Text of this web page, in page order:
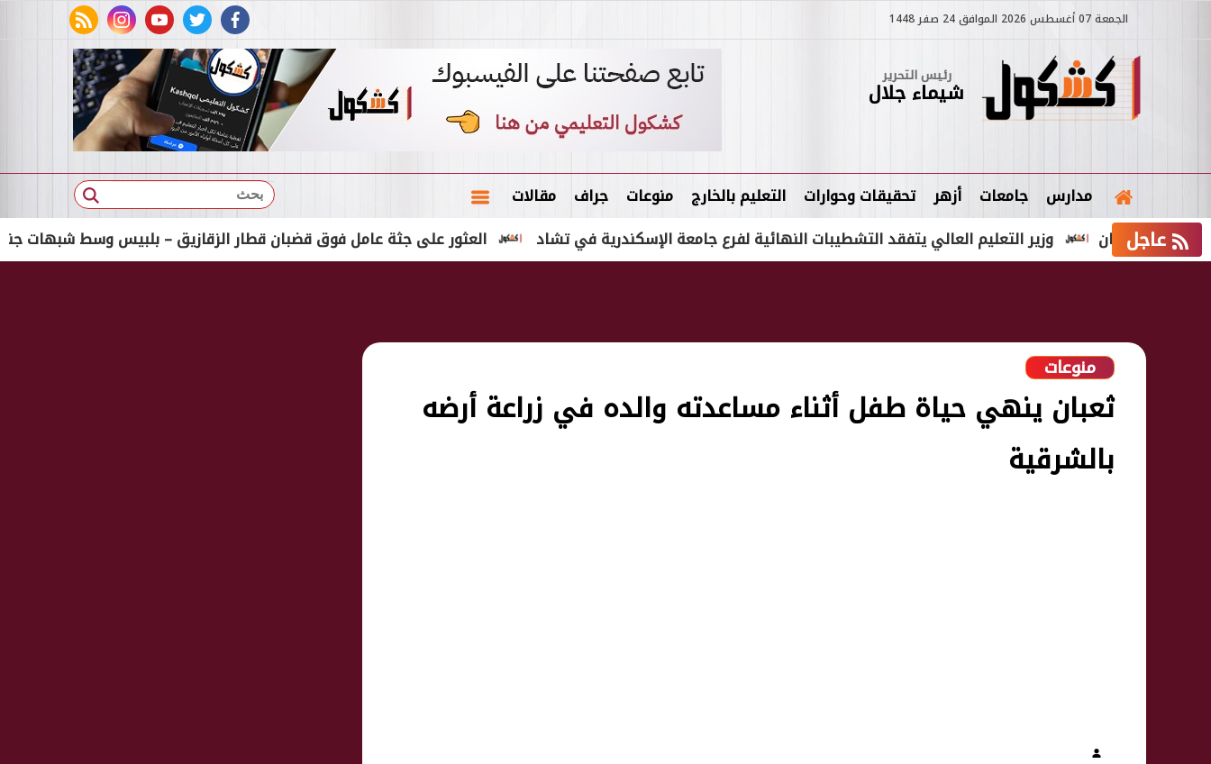
الجمعة 07 أغسطس 2026 الموافق 24 صفر 1448
facebook
twitter
youtube
instagram
rss feed
رئيس التحرير
شيماء جلال
مدارس جامعات أزهر تحقيقات وحوارات التعليم بالخارج منوعات جراف مقالات بحث
عاجل العثور على جثة عامل فوق قضبان قطار الزقازيق – بلبيس وسط شبهات جنائية وزير التعليم العالي يتفقد التشطيبات النهائية لفرع جامعة الإسكندرية في تشاد رمضان
منوعات
ثعبان ينهي حياة طفل أثناء مساعدته والده في زراعة أرضه
بالشرقية